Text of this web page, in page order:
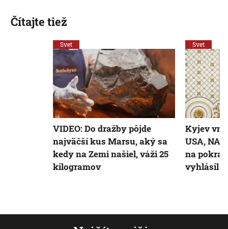
Čítajte tiež
Svet
VIDEO: Do dražby pôjde
najväčší kus Marsu, aký sa
kedy na Zemi našiel, váži 25
kilogramov
Svet
Kyjev
USA,
na
vyhlásil